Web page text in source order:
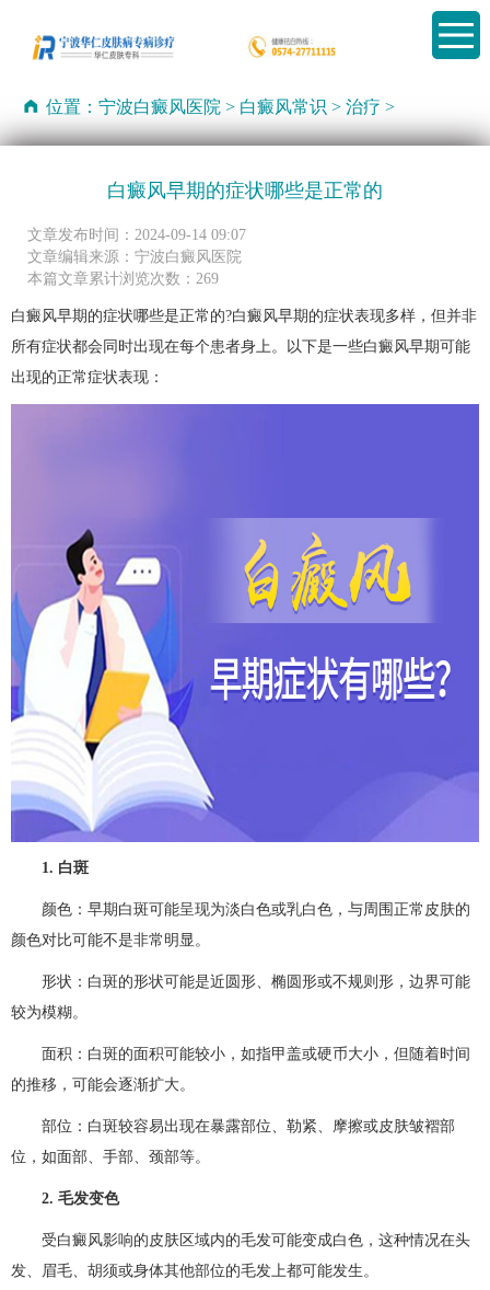
位置：宁波白癜风医院 > 白癜风常识 >治疗 >
白癜风早期的症状哪些是正常的
文章发布时间：2024-09-14 09:07
文章编辑来源：宁波白癜风医院
本篇文章累计浏览次数：269
白癜风早期的症状哪些是正常的?白癜风早期的症状表现多样，但并非
所有症状都会同时出现在每个患者身上。以下是一些白癜风早期可能
出现的正常症状表现：
1. 白斑
颜色：早期白斑可能呈现为淡白色或乳白色，与周围正常皮肤的
颜色对比可能不是非常明显。
形状：白斑的形状可能是近圆形、椭圆形或不规则形，边界可能
较为模糊。
面积：白斑的面积可能较小，如指甲盖或硬币大小，但随着时间
的推移，可能会逐渐扩大。
部位：白斑较容易出现在暴露部位、勒紧、摩擦或皮肤皱褶部
位，如面部、手部、颈部等。
2. 毛发变色
受白癜风影响的皮肤区域内的毛发可能变成白色，这种情况在头
发、眉毛、胡须或身体其他部位的毛发上都可能发生。